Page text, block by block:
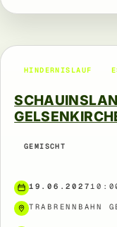
HINDERNISLAUF
GEMISCHT
19.06.2027
TRABRENNBAHN